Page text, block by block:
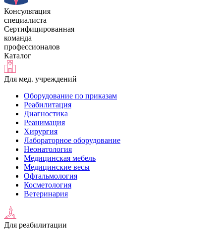
Консультация
специалиста
Сертифицированная
команда
профессионалов
Каталог
Для мед. учреждений
Оборудование по приказам
Реабилитация
Диагностика
Реанимация
Хирургия
Лабораторное оборудование
Неонатология
Медицинская мебель
Медицинские весы
Офтальмология
Косметология
Ветеринария
Для реабилитации